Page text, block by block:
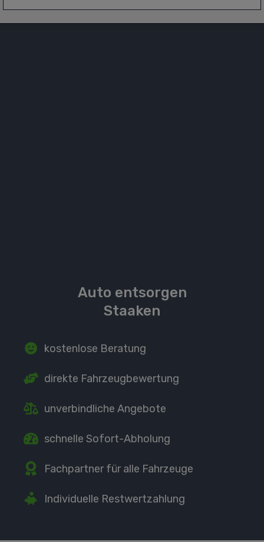
Auto entsorgen
Staaken
kostenlose Beratung
direkte Fahrzeugbewertung
unverbindliche Angebote
schnelle Sofort-Abholung
Fachpartner für alle Fahrzeuge
Individuelle Restwertzahlung